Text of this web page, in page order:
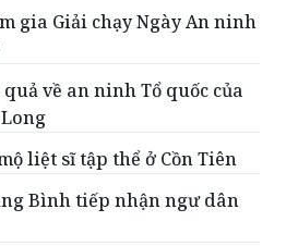
về an ninh Tổ quốc của
liệt sĩ tập thể ở Cồn Tiên
carnival đường phố